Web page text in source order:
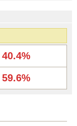
40.4%
59.6%